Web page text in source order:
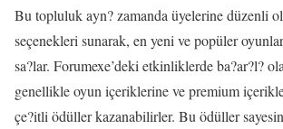
Bu topluluk ayn? zamanda üyelerine düzenli
seçenekleri sunarak, en yeni ve popüler
sa?lar. Forumexe’deki etkinliklerde ba?ar?l?
genellikle oyun içeriklerine ve premium
çe?itli ödüller kazanabilirler. Bu ödüller